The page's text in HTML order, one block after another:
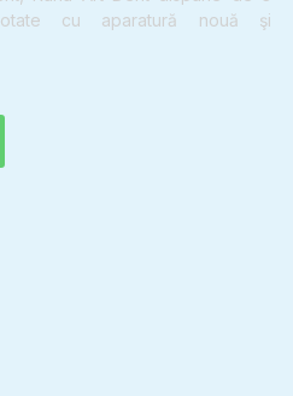
cu aparatură nouă şi